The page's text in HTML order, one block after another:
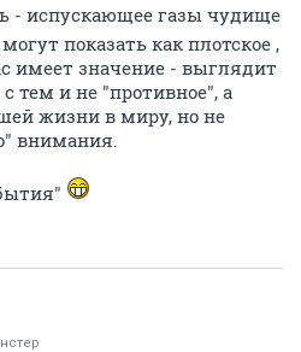
- испускающее газы чудище
показать как плотское ,
имеет значение - выглядит
тем и не "противное", а
жизни в миру, но не
внимания.